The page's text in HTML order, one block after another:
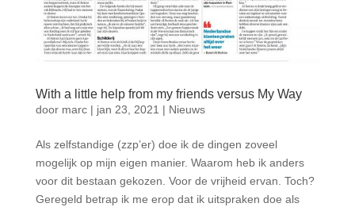
With a little help from my friends versus My Way
door marc| jan 23, 2021 | Nieuws
Als zelfstandige (zzp’er) doe ik de dingen zoveel
mogelijk op mijn eigen manier. Waarom heb ik anders
voor dit bestaan gekozen. Voor de vrijheid ervan. Toch?
Geregeld betrap ik me erop dat ik uitspraken doe als